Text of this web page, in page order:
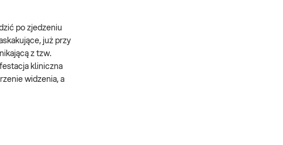
po zjedzeniu
już przy
z tzw.
kliniczna
widzenia, a